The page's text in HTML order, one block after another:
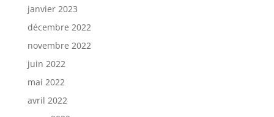
janvier 2023
décembre 2022
novembre 2022
juin 2022
mai 2022
avril 2022